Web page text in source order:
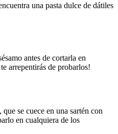
una pasta dulce de dátiles
antes de cortarla en
arrepentirás de probarlos!
se cuece en una sartén con
en cualquiera de los